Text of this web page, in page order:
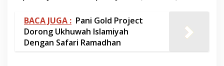
BACA JUGA : Pani Gold Project
Dorong Ukhuwah Islamiyah
Dengan Safari Ramadhan